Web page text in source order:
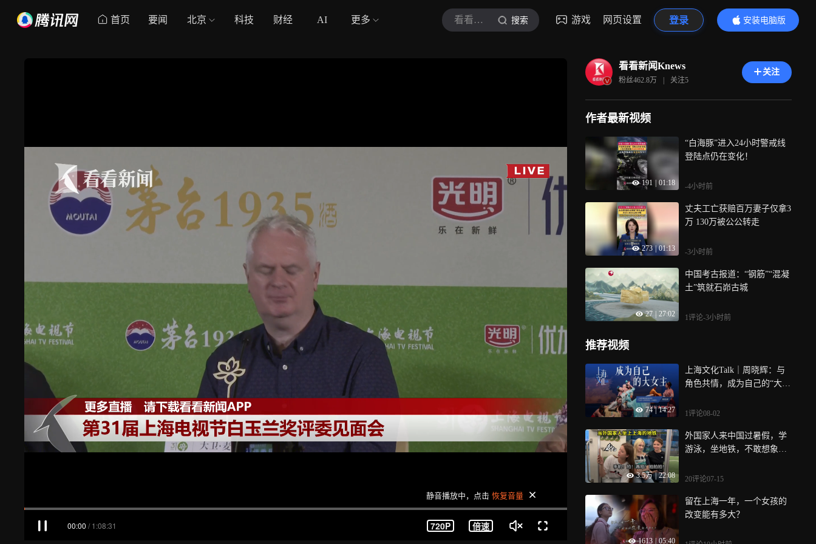
首页 要闻 北京 科技 财经 AI 更多 看看新闻Knews 搜索 游戏 网页设置 登录
安装电脑版
内容更精彩
00:01 / 1:08:31 720P 倍速
静音播放中，点击 恢复音量
看看新闻Knews
粉丝462.8万 | 关注5
关注
作者最新视频
191 01:18
“白海豚”进入24小时警戒线
登陆点仍在变化！
-4小时前
273 | 01:13
丈夫工亡获赔百万妻子仅拿3
万 130万被公公转走
-3小时前
27 27:02
中国考古报道：“钢筋”“混凝
土”筑就石峁古城
1评论-3小时前
推荐视频
74 | 14:27
上海文化Talk｜周晓辉：与
角色共情，成为自己的“大女
1评论08-02
3.5万 | 22:08
外国家人来中国过暑假，学
游泳，坐地铁，不敢想象上
20评论07-15
1613 05:40
留在上海一年，一个女孩的
改变能有多大？